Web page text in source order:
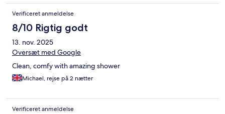
Verificeret anmeldelse
8/10 Rigtig godt
13. nov. 2025
Oversæt med Google
Clean, comfy with amazing shower
Michael, rejse på 2 nætter
Verificeret anmeldelse